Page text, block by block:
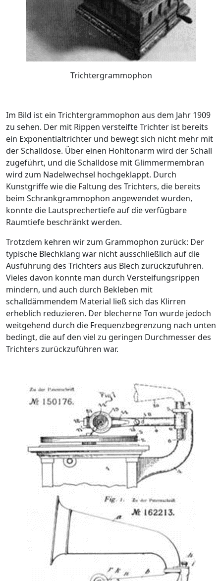
Trichtergrammophon
Im Bild ist ein Trichtergrammophon aus dem Jahr 1909
zu sehen. Der mit Rippen versteifte Trichter ist bereits
ein Exponentialtrichter und bewegt sich nicht mehr mit
der Schalldose. Über einen Hohltonarm wird der Schall
zugeführt, und die Schalldose mit Glimmermembran
wird zum Nadelwechsel hochgeklappt. Durch
Kunstgriffe wie die Faltung des Trichters, die bereits
beim Schrankgrammophon angewendet wurden,
konnte die Lautsprechertiefe auf die verfügbare
Raumtiefe beschränkt werden.
Trotzdem kehren wir zum Grammophon zurück: Der
typische Blechklang war nicht ausschließlich auf die
Ausführung des Trichters aus Blech zurückzuführen.
Vieles davon konnte man durch Versteifungsrippen
mindern, und auch durch Bekleben mit
schalldämmendem Material ließ sich das Klirren
erheblich reduzieren. Der blecherne Ton wurde jedoch
weitgehend durch die Frequenzbegrenzung nach unten
bedingt, die auf den viel zu geringen Durchmesser des
Trichters zurückzuführen war.